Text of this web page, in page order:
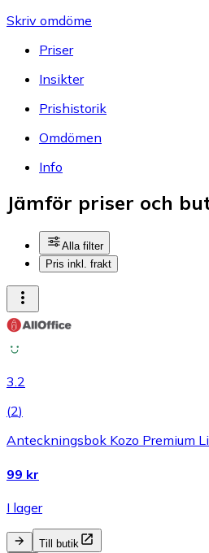
Skriv omdöme
Priser
Insikter
Prishistorik
Omdömen
Info
Jämför priser och
Alla filter
Pris inkl. frakt
3.2
(2)
Anteckningsbok Kozo Premium
99 kr
I lager
Till butik